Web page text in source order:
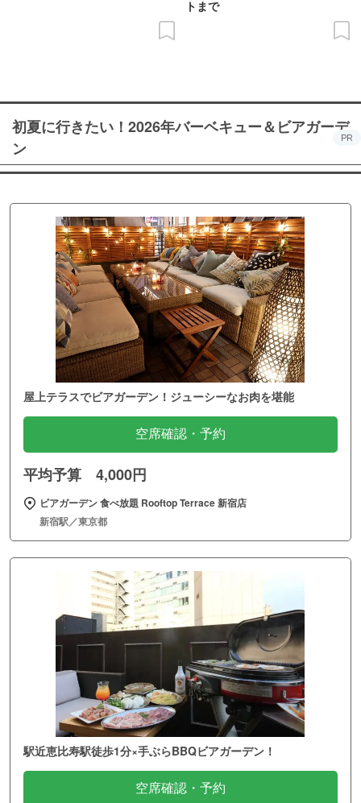
トまで
初夏に行きたい！2026年バーベキュー＆ビアガーデ
ン
PR
屋上テラスでビアガーデン！ジューシーなお肉を堪能
空席確認・予約
平均予算 4,000円
ビアガーデン 食べ放題 Rooftop Terrace 新宿店
新宿駅／東京都
駅近恵比寿駅徒歩1分×手ぶらBBQビアガーデン！
空席確認・予約